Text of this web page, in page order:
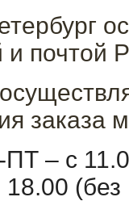
и почтой
заказа
– с